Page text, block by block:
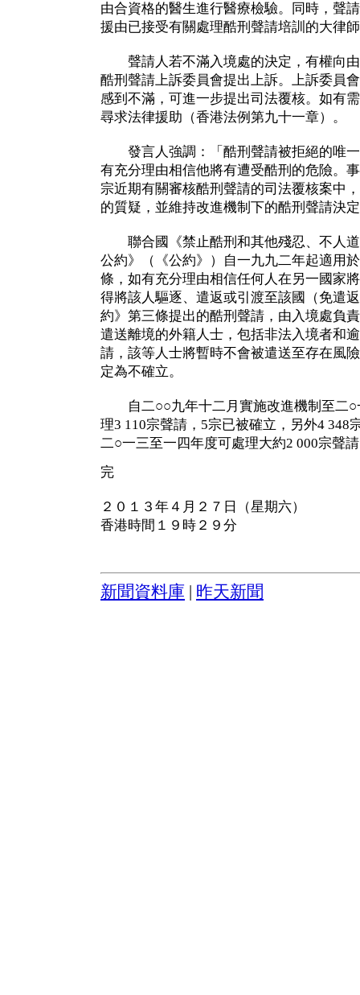
由合資格的醫生進行醫療檢驗。同時，聲
援由已接受有關處理酷刑聲請培訓的大律
聲請人若不滿入境處的決定，有權向由
酷刑聲請上訴委員會提出上訴。上訴委員
感到不滿，可進一步提出司法覆核。如有
尋求法律援助（香港法例第九十一章）。
發言人強調：「酷刑聲請被拒絕的唯一
有充分理由相信他將有遭受酷刑的危險。
宗近期有關審核酷刑聲請的司法覆核案中
的質疑，並維持改進機制下的酷刑聲請決
聯合國《禁止酷刑和其他殘忍、不人道
公約》（《公約》）自一九九二年起適用
條，如有充分理由相信任何人在另一國家
得將該人驅逐、遣返或引渡至該國（免遣
約》第三條提出的酷刑聲請，由入境處負
遣送離境的外籍人士，包括非法入境者和
請，該等人士將暫時不會被遣送至存在風
定為不確立。
自二○○九年十二月實施改進機制至二○
理3 110宗聲請，5宗已被確立，另外4 348
二○一三至一四年度可處理大約2 000宗聲
完
２０１３年４月２７日（星期六）
香港時間１９時２９分
新聞資料庫 昨天新聞